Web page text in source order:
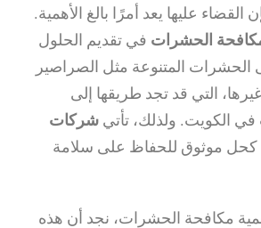
عليها يعد أمرًا بالغ الأهمية.
الحشرات في تقديم الحلول
الحشرات المتنوعة مثل الصراصير
التي قد تجد طريقها إلى
في الكويت. ولذلك، تأتي شركات
كحل موثوق للحفاظ على سلامة
مكافحة الحشرات، نجد أن هذه